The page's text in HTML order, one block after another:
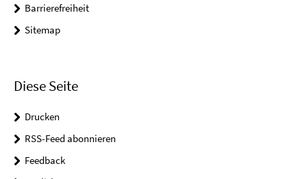
Barrierefreiheit
Sitemap
Diese Seite
Drucken
RSS-Feed abonnieren
Feedback